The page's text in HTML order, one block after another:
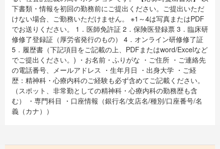
下書類・情報を初回の勤務前にご提出ください。ご提出いただ
けない場合、ご勤務いただけません。 ※1～4は写真またはPDF
でお送りください。 1．医師免許証 2．保険医登録票 3．臨床研
修修了登録証（厚労省発行のもの） 4．オンライン研修修了証
5．履歴書（下記項目をご記載の上、PDFまたはword/Excelなど
でご提出ください。) ・お名前・ふりがな ・ご住所 ・ご連絡先
の電話番号、メールアドレス ・生年月日 ・出身大学 ・ご経
歴：精神科・心療内科のご経験も必ず含めてご記載ください。
（スポット、非常勤としての精神科・心療内科の勤務歴も含
む） ・専門科目 ・口座情報（銀行名/支店名/種別/口座番号/名
義（カナ））